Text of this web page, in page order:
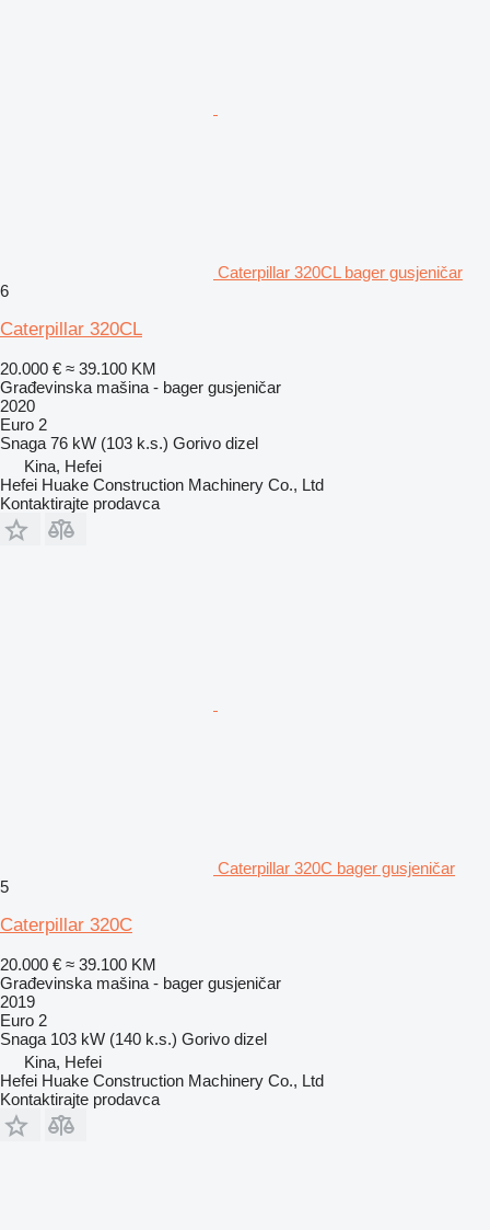
Caterpillar 320CL bager gusjeničar
6
Caterpillar 320CL
20.000 € ≈ 39.100 KM
Građevinska mašina - bager gusjeničar
2020
Euro 2
Snaga 76 kW (103 k.s.) Gorivo dizel
Kina, Hefei
Hefei Huake Construction Machinery Co., Ltd
Kontaktirajte prodavca
Caterpillar 320C bager gusjeničar
5
Caterpillar 320C
20.000 € ≈ 39.100 KM
Građevinska mašina - bager gusjeničar
2019
Euro 2
Snaga 103 kW (140 k.s.) Gorivo dizel
Kina, Hefei
Hefei Huake Construction Machinery Co., Ltd
Kontaktirajte prodavca